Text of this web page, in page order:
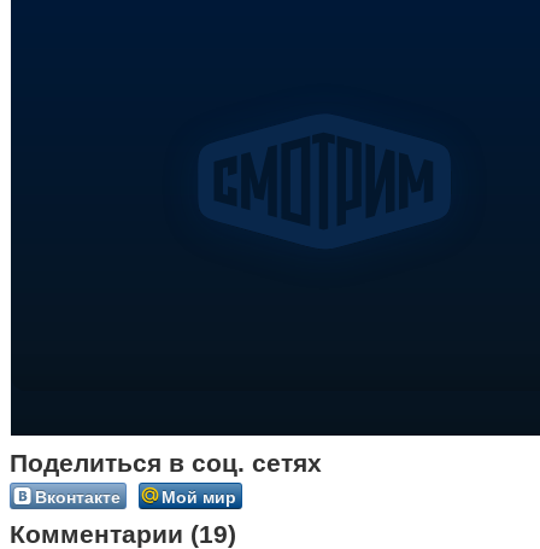
Поделиться в соц. сетях
Вконтакте Мой мир
Комментарии (19)